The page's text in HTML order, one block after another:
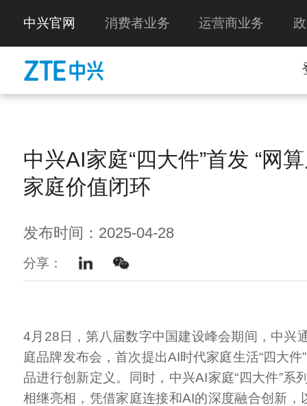
中兴官网 消费者业务 运营商业务
中兴AI家庭“四大件”首发 “网
家庭价值闭环
发布时间：2025-04-28
分享：
4月28日，第八届数字中国建设峰会期间，中兴
庭品牌发布会，首次提出AI时代家庭生活“四大件
品进行创新定义。同时，中兴AI家庭“四大件”系
相继亮相，凭借家庭连接和AI的深度融合创新，